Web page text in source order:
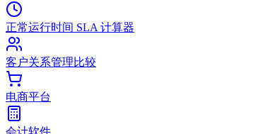
正常运行时间 SLA 计算器
客户关系管理比较
电商平台
会计软件